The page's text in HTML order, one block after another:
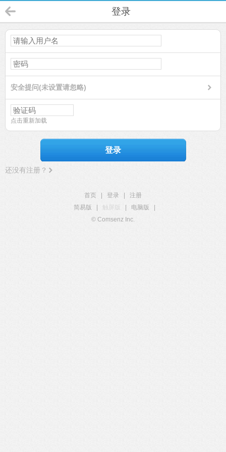
登录
安全提问(未设置请忽略)
点击重新加载
登录
还没有注册？
首页 登录
注册
简易版
触屏版 电脑版
© Comsenz Inc.